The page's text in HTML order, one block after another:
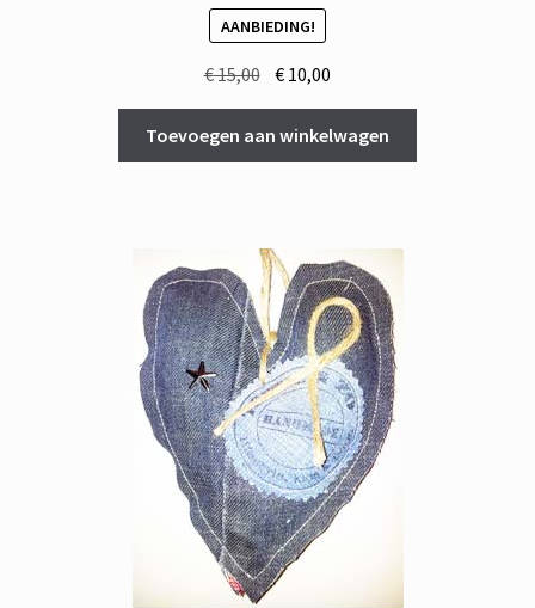
AANBIEDING!
€15,00 Oorspronkelijke
prijs
was:
€ 15,00.
€ 10,00
prijs
is:
€ 10,00.
Toevoegen aan winkelwagen